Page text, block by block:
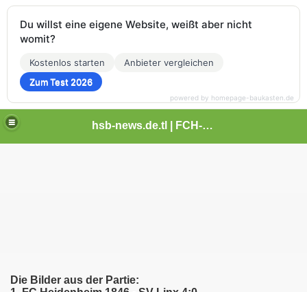
hsb-news.de.tl | FCH-Newsseite
Die Bilder aus der Partie:
Du willst eine eigene Website, weißt aber nicht
womit?
Kostenlos starten
Anbieter vergleichen
Zum Test 2026
powered by homepage-baukasten.de